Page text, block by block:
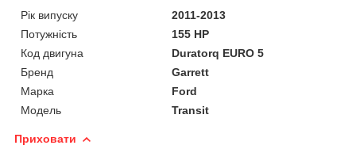
Рік випуску
2011-2013
Потужність
155 HP
Код двигуна
Duratorq EURO 5
Бренд
Garrett
Марка
Ford
Модель
Transit
Приховати